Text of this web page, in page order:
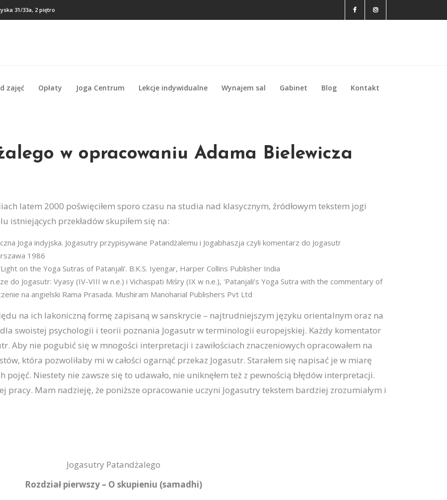
31/33a, 2 piętro
zajęć Opłaty Joga Centrum Lekcje indywidualne Wynajem sal Gabinet Blog Kontakt
zajęć Opłaty Kontakt
w opracowaniu Adama Bielewicza
latem 2000 poświęciłem sporo czasu na studia nad klasycznym, źródłowym tekstem jogi
istniejących przekładów skupiłem się na:
Joga indyjska. Jogasutry przypisywane Patandżalemu i Jogabhaszja czyli komentarz do Jogasutr
1986
on the Yoga Sutras of Patanjali’. B.K.S. Iyengar, Harper Collins Publisher India
do Jogasutr: Vyasy (IV-VIII w n.e.) i Vichaspati Miśry (IX w n.e.), 'Patanjali’s Yoga Sutra with the commentary of
na angielski Rama Prasada. Mushiram Manoharial Publishers Pvt Ltd
na ich lakoniczną formę zapisaną w sanskrycie – najtrudniejszym języku orientalnym oraz na
swoistej psychologii i teorii poznania Jogasutr w terminologii europejskiej. Każdy komentator
Aby nie pogubić się w mnogości interpretacji i zawiłościach znaczeniowych opracowałem na
która pozwoliłaby mi w całości ogarnąć przekaz Jogasutr. Starałem się napisać je w miarę
Niestety nie zawsze się to udawało, nie uniknęłem też z pewnością błędów interpretacji.
pracy. Mam nadzieję, że poniższe opracowanie uczyni Jogasutry tekstem bardziej zrozumiałym i
Jogasutry Patandżalego
Rozdział pierwszy – O skupieniu (samadhi)